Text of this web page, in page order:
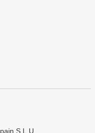
S.L.U.